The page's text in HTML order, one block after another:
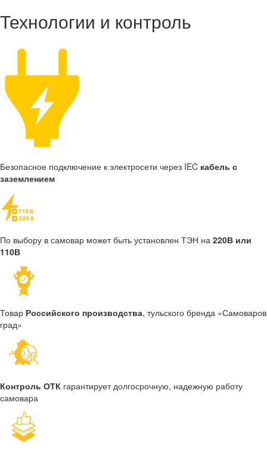
Технологии и контроль
Безопасное подключение к электросети через IEC кабель с
заземлением
По выбору в самовар может быть установлен ТЭН на 220В или
110В
Товар Российского производства, тульского бренда «Самоваров
град»
Контроль ОТК гарантирует долгосрочную, надежную работу
самовара